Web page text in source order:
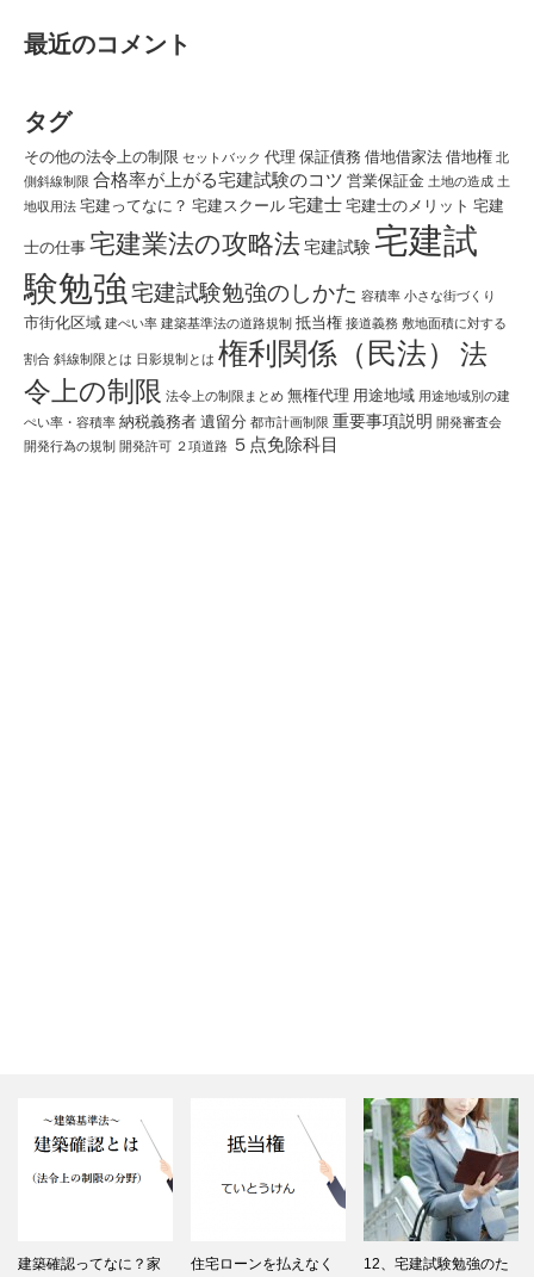
最近のコメント
タグ
その他の法令上の制限 セットバック 代理 保証債務 借地借家法 借地権 北
側斜線制限 合格率が上がる宅建試験のコツ 営業保証金 土地の造成 土
地収用法 宅建ってなに？ 宅建スクール 宅建士 宅建士のメリット 宅建
士の仕事 宅建業法の攻略法宅建試験 宅建試
験勉強宅建試験勉強のしかた 容積率 小さな街づくり
市街化区域 建ぺい率 建築基準法の道路規制 抵当権 接道義務 敷地面積に対する
割合 斜線制限とは 日影規制とは 権利関係（民法）
法
令上の制限 法令上の制限まとめ 無権代理 用途地域 用途地域別の建
ぺい率・容積率 納税義務者 遺留分 都市計画制限 重要事項説明 開発審査会
開発行為の規制 開発許可 ２項道路 ５点免除科目
建築確認ってなに？家 住宅ローンを払えなく 12、宅建試験勉強のた